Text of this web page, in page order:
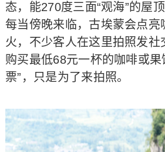
态，能270度三面“观海”的屋
每当傍晚来临，古埃蒙会点亮
火，不少客人在这里拍照发社
购买最低68元一杯的咖啡或果
票”，只是为了来拍照。